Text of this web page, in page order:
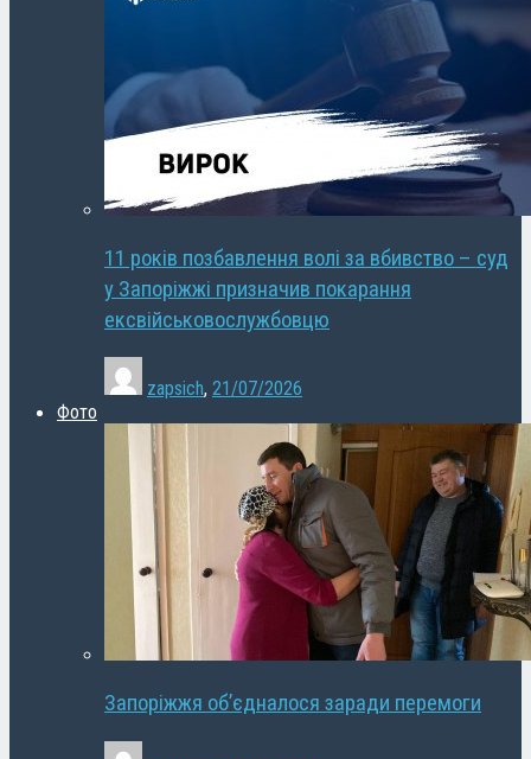
11 років позбавлення волі за вбивство – суд
у Запоріжжі призначив покарання
ексвійськовослужбовцю
zapsich, 21/07/2026
Фото
Запоріжжя об’єдналося заради перемоги